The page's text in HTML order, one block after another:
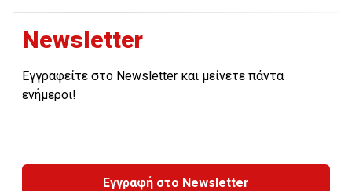
Newsletter
Εγγραφείτε στο Newsletter και μείνετε πάντα
ενήμεροι!
Εγγραφή στο Newsletter